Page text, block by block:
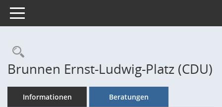
Toggle navigation
Rechercheauswahl
Brunnen Ernst-Ludwig-Platz (CDU)
Informationen Beratungen